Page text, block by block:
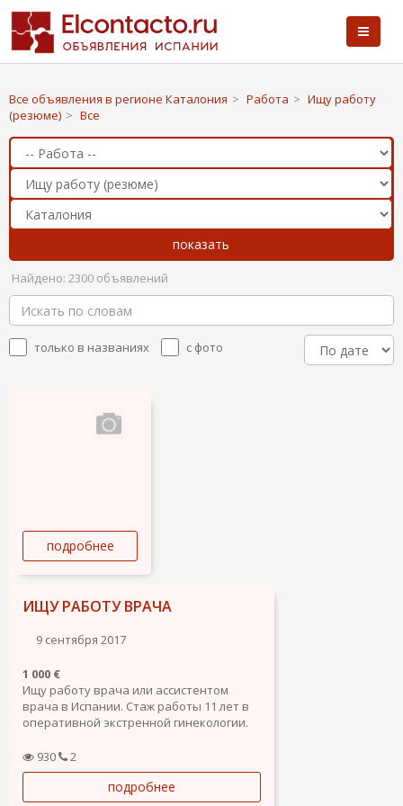
Все объявления в регионе Каталония > Работа > Ищу работу
(резюме) > Все
Найдено: 2300 объявлений
только в названиях с фото
подробнее
ИЩУ РАБОТУ ВРАЧА
9 сентября 2017
1 000 €
Ищу работу врача или ассистентом
врача в Испании. Стаж работы 11 лет в
оперативной экстренной гинекологии.
Испании с коллегиальным номером. .
930 2
подробнее